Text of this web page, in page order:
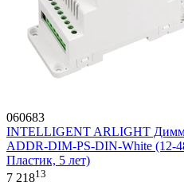
060683
INTELLIGENT ARLIGHT
ADDR-DIM-PS-DIN-White (12-
Пластик, 5 лет)
7 21813